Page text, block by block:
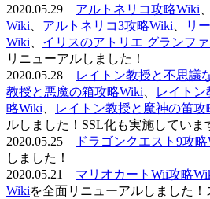
2020.05.29 アルトネリコ攻略Wiki
Wiki
アルトネリコ3攻略Wiki
リ
Wiki
イリスのアトリエ グランフ
リニューアルしました！
2020.05.28
レイトン教授と不思議
教授と悪魔の箱攻略Wiki
レイト
略Wiki
レイトン教授と魔神の笛攻
ルしました！SSL化も実施していま
2020.05.25
ドラゴンクエスト9攻略
しました！
2020.05.21 マリオカートWii攻略
Wikiを全面リニューアルしました